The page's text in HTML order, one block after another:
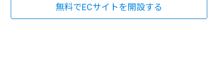
無料でECサイトを開設する